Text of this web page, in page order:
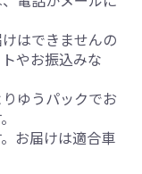
はできませんの
やお振込みな
ゆうパックでお
お届けは適合車